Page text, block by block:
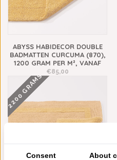
ABYSS HABIDECOR DOUBLE
BADMATTEN CURCUMA (870),
1200 GRAM PER M², VANAF
€85,00
2200 GRAMS
Consent About